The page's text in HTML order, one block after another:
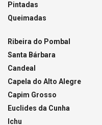
Pintadas
Queimadas
Ribeira do Pombal
Santa Bárbara
Candeal
Capela do Alto Alegre
Capim Grosso
Euclides da Cunha
Ichu